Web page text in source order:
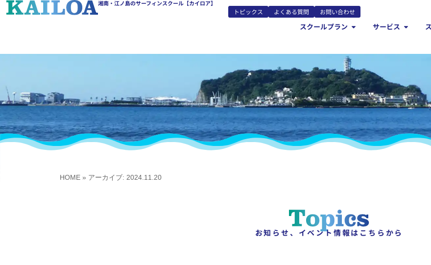
湘南・江ノ島のサーフィンスクール【カイロア】
トピックス よくある質問 お問い合わせ
スクールプラン サービス
HOME » アーカイブ: 2024.11.20
お知らせ、イベント情報はこちらから